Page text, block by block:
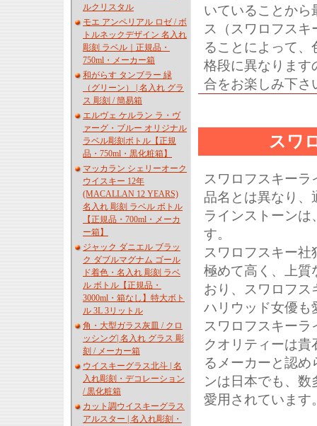
ルクリスタル
モエ アンペリアル ロゼ / ボ
トルネックデザイン 名入れ
彫刻 ラベル｜正規品・
750ml・メーカー箱
和がらす タンブラー 緑
（グリーン） | 名入れ グラ
ス 彫刻 / 簡易箱
エルヴェ ケルラン ラ・ヴ
ァーグ・ブルー オリジナル
ラベル彫刻ボトル【正規
品・750ml・黒化粧箱】
マッカラン シェリーオーク
ウイスキー 12年
(MACALLAN 12 YEARS)
名入れ 彫刻 ラベル ボトル
【正規品・700ml・メーカ
ー箱】
ジャック ダニエル ブラッ
ク ダブルマグナム ゴール
ド着色・名入れ 彫刻 ラベ
ル ボトル【正規品・
3000ml・箱なし】特大ボト
ル 3L 3リットル
角・大型ガラス灰皿 / クロ
ッシング| 名入れ グラス 彫
刻 / メーカー箱
ウイスキーグラス北斗 | 名
入れ彫刻・デコレーション
/ 黒化粧箱
カット調ウイスキーグラス
アルスター | 名入れ彫刻・
いていることから
ス（スワロフス
ることによって
格段に異なります
合をお楽しみ下さ
スワ
スワロフスキー
品名とは異なり、
ラインストーン
す。
スワロフスキー
極めて高く、上質
おり、スワロフ
ハリウッド女優も
スワロフスキー
クオリティーは
るメーカーと認
ンは日本でも、
愛用されています